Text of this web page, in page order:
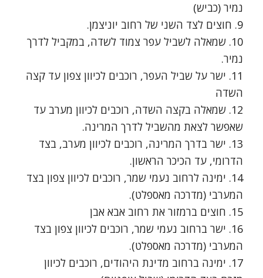
נמיר (כביש)
9. חוצים לצד השני של רחוב יוניצמן.
10. שמאלה לשביל עפר צמוד לשדה, במקביל לדרך
נמיר.
11. ישר על שביל העפר, רוכבים לכיוון צפון עד קצה
השדה
12. שמאלה בקצה השדה, רוכבים לכיוון מערב עד
שאפשר לצאת מהשביל לדרך המרינה.
13. ישר בדרך המרינה, רוכבים לכיוון מערב, בצד
הדרומי, עד הכיכר הראשון.
14. ימינה לרחוב נעמי שמר, רוכבים לכיוון צפון בצד
המערבי (מדרכה מאספלט).
15. חוצים ברמזור את רחוב אבא אבן
16. ישר ברחוב נעמי שמר, רוכבים לכיוון צפון בצד
המערבי (מדרכה מאספלט).
17. ימינה ברחוב מדינת היהודים, רוכבים לכיוון